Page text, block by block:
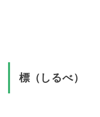
標（しるべ）